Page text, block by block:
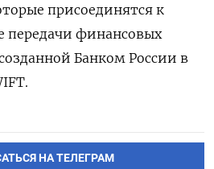
присоединятся к
передачи финансовых
Банком России в
НА ТЕЛЕГРАМ